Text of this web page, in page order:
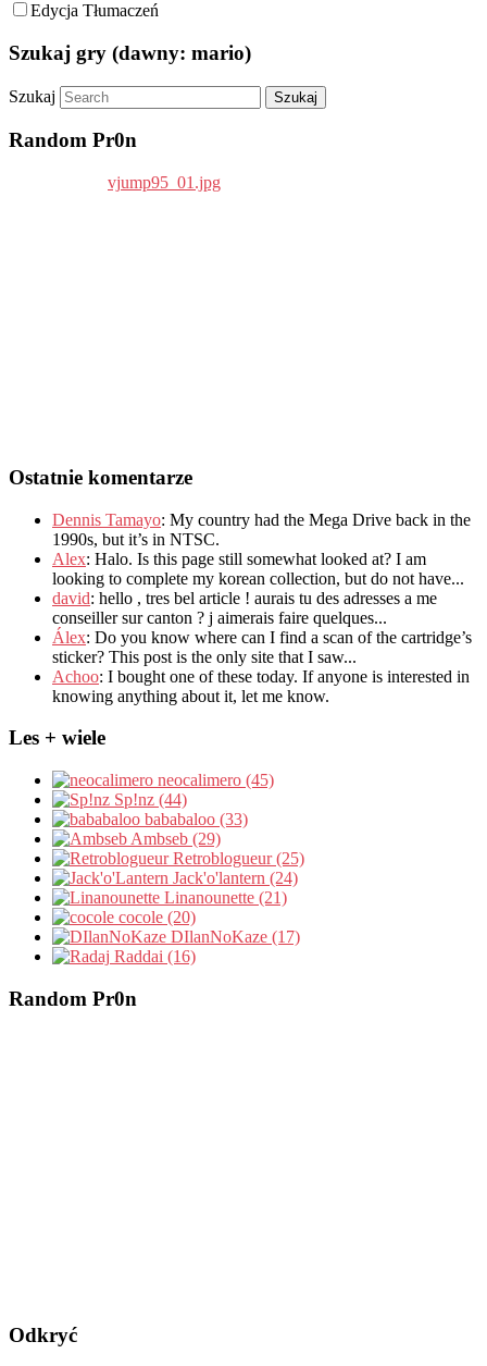
Edycja Tłumaczeń
Szukaj gry (dawny: mario)
Szukaj
Random Pr0n
Ostatnie komentarze
Dennis Tamayo: My country had the Mega Drive back in the
1990s, but it’s in NTSC.
Alex: Halo. Is this page still somewhat looked at? I am
looking to complete my korean collection, but do not have...
david: hello , tres bel article ! aurais tu des adresses a me
conseiller sur canton ? j aimerais faire quelques...
Álex: Do you know where can I find a scan of the cartridge’s
sticker? This post is the only site that I saw...
Achoo: I bought one of these today. If anyone is interested in
knowing anything about it, let me know.
Les + wiele
neocalimero (45)
Sp!nz (44)
bababaloo (33)
Ambseb (29)
Retroblogueur (25)
Jack'o'lantern (24)
Linanounette (21)
cocole (20)
DIlanNoKaze (17)
Raddai (16)
Random Pr0n
Odkryć